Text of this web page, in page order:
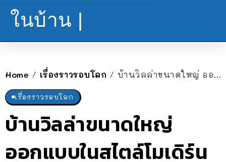
ในบ้าน |
Home / เรื่องราวรอบโลก / บ้านวิลล่าขนาดใหญ่ ออกแบบในสไตล์โมเดิร์น ตกแต่งหลากหลายวัสดุ มาพร้อมสระว่ายน้ำขนาดเล็กๆ กับบรรยากาศที่รายล้อมด้วยธรรมชาติ
เรื่องราวรอบโลก
บ้านวิลล่าขนาดใหญ่
ออกแบบในสไตล์โมเดิร์น